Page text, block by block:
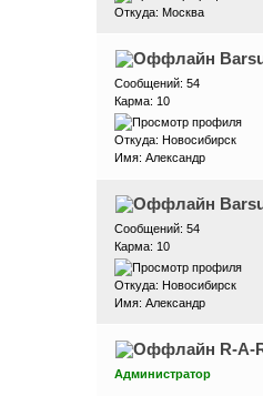
Откуда: Москва
Сообщений: 54
Карма: 10
Откуда: Новосибирск
Имя: Александр
Сообщений: 54
Карма: 10
Откуда: Новосибирск
Имя: Александр
R-A-
Администратор